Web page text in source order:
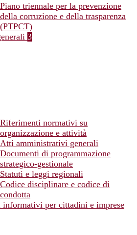
Piano triennale per la prevenzione
della corruzione e della trasparenza
(PTPCT)
3
Riferimenti normativi su
organizzazione e attività
Atti amministrativi generali
Documenti di programmazione
strategico-gestionale
Statuti e leggi regionali
Codice disciplinare e codice di
condotta
informativi per cittadini e imprese